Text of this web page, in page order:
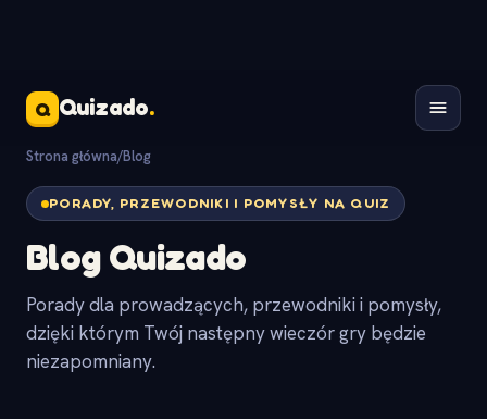
Q Quizado.
Strona główna/Blog
PORADY, PRZEWODNIKI I POMYSŁY NA QUIZ
Blog Quizado
Porady dla prowadzących, przewodniki i pomysły,
dzięki którym Twój następny wieczór gry będzie
niezapomniany.